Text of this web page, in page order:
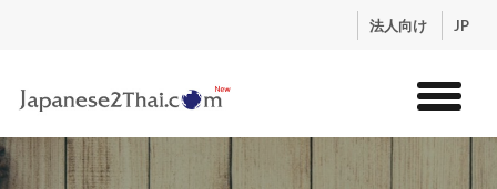
法人向け JP
トップ